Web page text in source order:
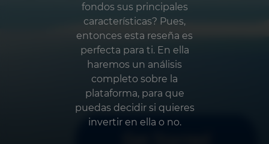
fondos sus principales
características? Pues,
entonces esta reseña es
perfecta para ti. En ella
haremos un análisis
completo sobre la
plataforma, para que
puedas decidir si quieres
invertir en ella o no.